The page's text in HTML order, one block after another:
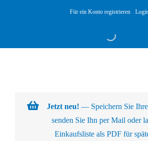
Für ein Konto registrieren
Jetzt neu! — Speichern Sie
senden Sie Ihn per Mail oder
Einkaufsliste als PDF für